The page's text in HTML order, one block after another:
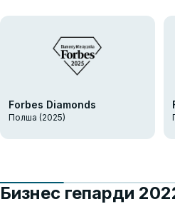
Forbes Diamonds
Полша (2025)
Бизнес гепарди